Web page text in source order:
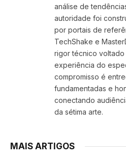
análise de
autoridade foi
por portais de
TechShake e
rigor técnico
experiência do
compromisso é
fundamentadas e
conectando
da sétima arte.
MAIS ARTIGOS